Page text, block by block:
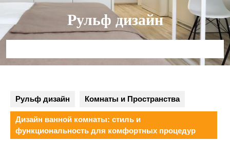
Перейти
содержимому
Рульф дизайн
Рульф дизайн Комнаты и Пространства
Дизайн ванной комнаты: стиль и
функциональность для комфортных процедур